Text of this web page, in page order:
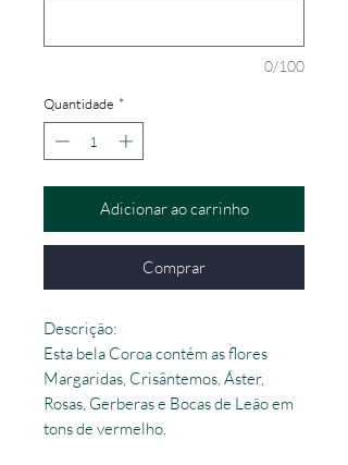
0/100
Quantidade *
Adicionar ao carrinho
Comprar
Descrição:
Esta bela Coroa contém as flores
Margaridas, Crisântemos, Áster,
Rosas, Gerberas e Bocas de Leão em
tons de vermelho.